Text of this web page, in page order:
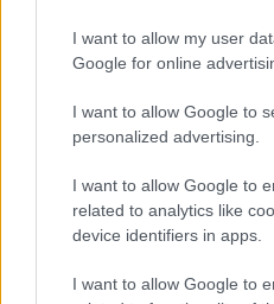
I want to allow my user
Google for online
I want to allow Google to
personalized advertising.
I want to allow Google to
related to analytics like
device identifiers in apps.
I want to allow Google to
Προφανώς και δεν
υπεράνω ελέγχου αλλά
συγκυρίας
ότι απέναντί μας
κράτος. Ό,τι και να
σύστημα που θέλουν
αλήθεια, που αφήνουν
συμφέροντα να